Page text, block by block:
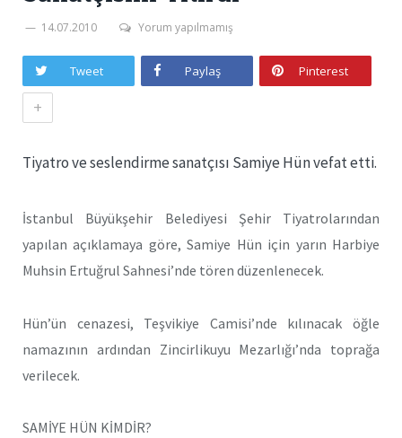
14.07.2010 Yorum yapılmamış
Tweet Paylaş Pinterest
+
Tiyatro ve seslendirme sanatçısı Samiye Hün vefat etti.
İstanbul Büyükşehir Belediyesi Şehir Tiyatrolarından
yapılan açıklamaya göre, Samiye Hün için yarın Harbiye
Muhsin Ertuğrul Sahnesi’nde tören düzenlenecek.
Hün’ün cenazesi, Teşvikiye Camisi’nde kılınacak öğle
namazının ardından Zincirlikuyu Mezarlığı’nda toprağa
verilecek.
SAMİYE HÜN KİMDİR?